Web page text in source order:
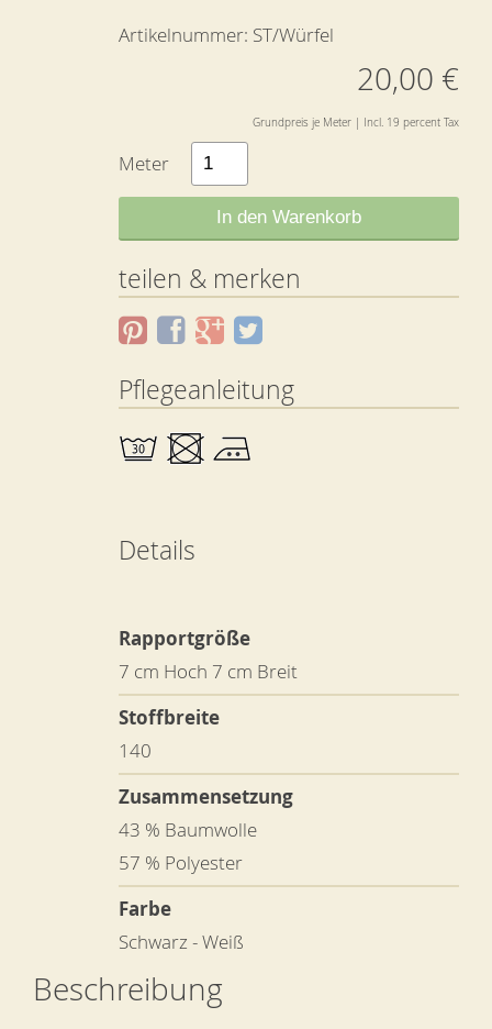
Artikelnummer: ST/Würfel
20,00 €
Grundpreis je Meter | Incl. 19 percent Tax
Meter
In den Warenkorb
teilen & merken
Pflegeanleitung
Details
Rapportgröße
7 cm Hoch 7 cm Breit
Stoffbreite
140
Zusammensetzung
43 % Baumwolle
57 % Polyester
Farbe
Schwarz - Weiß
Beschreibung